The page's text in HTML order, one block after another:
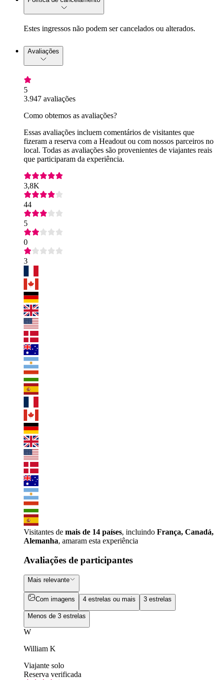
Estes ingressos não podem ser cancelados ou alterados.
Avaliações
5
3.947 avaliações
Como obtemos as avaliações?
Essas avaliações incluem comentários de visitantes que
fizeram a reserva com a Headout ou com nossos parceiros no
local. Todas as avaliações são provenientes de viajantes reais
que participaram da experiência.
3,8K
44
5
0
3
Visitantes de mais de 14 países, incluindo França, Canadá,
Alemanha, amaram esta experiência
Avaliações de participantes
Mais relevante
Com imagens 4 estrelas ou mais 3 estrelas
Menos de 3 estrelas
W
William K
Viajante solo
Reserva verificada